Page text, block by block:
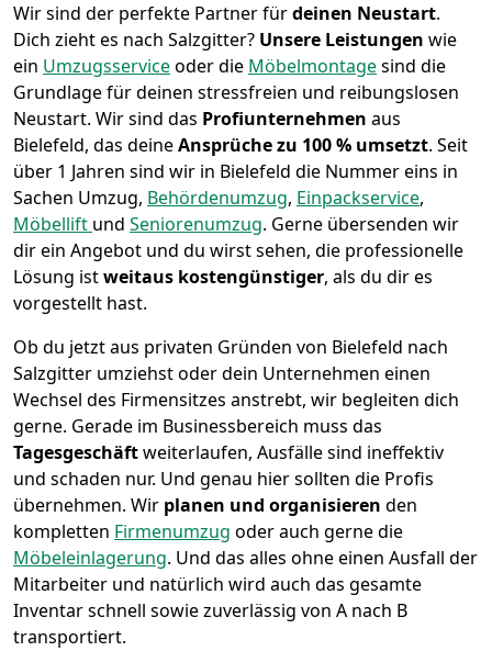
Wir sind der perfekte Partner fürdeinen Neustart.
Dich zieht es nach Salzgitter? Unsere Leistungen wie
ein Umzugsserviceoder die Möbelmontagesind die
Grundlage für deinen stressfreien und reibungslosen
Neustart. Wir sind das Profiunternehmen aus
Bielefeld, das deineAnsprüche zu 100 % umsetzt. Seit
über 1 Jahren sind wir in Bielefeld die Nummer eins in
Sachen Umzug, Behördenumzug, Einpackservice,
Möbellift und Seniorenumzug. Gerne übersenden wir
dir ein Angebot und du wirst sehen, die professionelle
Lösung istweitaus kostengünstiger, als du dir es
vorgestellt hast.
Ob du jetzt aus privaten Gründen von Bielefeld nach
Salzgitter umziehst oder dein Unternehmen einen
Wechsel des Firmensitzes anstrebt, wir begleiten dich
gerne. Gerade im Businessbereich muss das
Tagesgeschäftweiterlaufen, Ausfälle sind ineffektiv
und schaden nur. Und genau hier sollten die Profis
übernehmen. Wir planen und organisieren den
kompletten Firmenumzug oder auch gerne die
Möbeleinlagerung. Und das alles ohne einen Ausfall der
Mitarbeiter und natürlich wird auch das gesamte
Inventar schnell sowie zuverlässig von A nach B
transportiert.